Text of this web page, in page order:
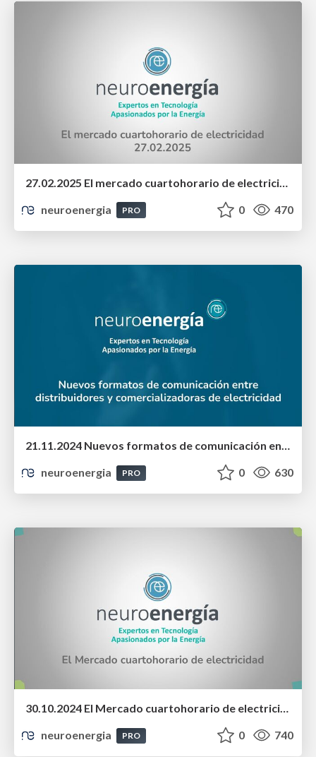
neuroenergia
PRO 0 470
21.11.2024 Nuevos formatos de comunicación entre distribuidores y comercializadoras de electricidad
neuroenergia
PRO 0 630
30.10.2024 El Mercado cuartohorario de electricidad
neuroenergia
PRO 0 740